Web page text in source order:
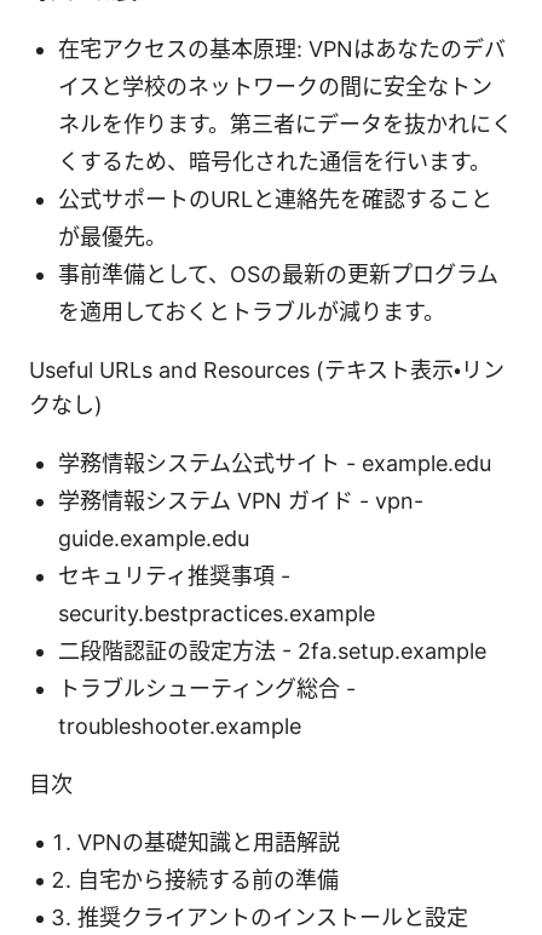
在宅アクセスの基本原理: VPNはあなたのデバ
イスと学校のネットワークの間に安全なトン
ネルを作ります。第三者にデータを抜かれにく
くするため、暗号化された通信を行います。
公式サポートのURLと連絡先を確認すること
が最優先。
事前準備として、OSの最新の更新プログラム
を適用しておくとトラブルが減ります。
Useful URLs and Resources (テキスト表示・リン
クなし)
学務情報システム公式サイト - example.edu
学務情報システム VPN ガイド - vpn-
guide.example.edu
セキュリティ推奨事項 -
security.bestpractices.example
二段階認証の設定方法 - 2fa.setup.example
トラブルシューティング総合 -
troubleshooter.example
目次
VPNの基礎知識と用語解説
自宅から接続する前の準備
推奨クライアントのインストールと設定